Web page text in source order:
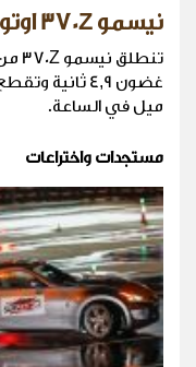
نيسمو 370Z اوتوماتيك
ميل في الساعة.
مستجدات واختراعات